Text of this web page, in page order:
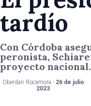
tardío
Con Córdoba
peronista,
proyecto nacional.
Oberdan Rocamora - 26 de julio
2023